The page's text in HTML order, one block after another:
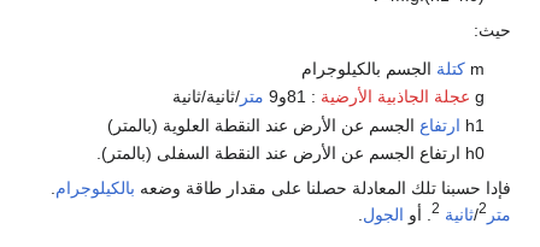
حيث:
m كتلة الجسم بالكيلوجرام
g عجلة الجاذبية الأرضية : 81و9 متر/ثانية/ثانية
h1 ارتفاع الجسم عن الأرض عند النقطة العلوية (بالمتر)
h0 ارتفاع الجسم عن الأرض عند النقطة السفلى (بالمتر).
فإدا حسبنا تلك المعادلة حصلنا على مقدار طاقة وضعه بالكيلوجرام
متر 2
/ثانية 2 . أو الجول